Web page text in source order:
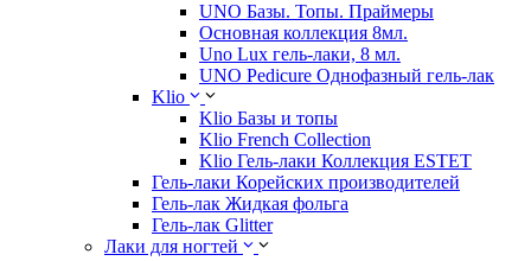
UNO Базы. Топы. Праймеры
Основная коллекция 8мл.
Uno Lux гель-лаки, 8 мл.
UNO Pedicure Однофазный гель-лак
Klio
Klio Базы и топы
Klio French Collection
Klio Гель-лаки Коллекция ESTET
Гель-лаки Корейских производителей
Гель-лак Жидкая фольга
Гель-лак Glitter
Лаки для ногтей